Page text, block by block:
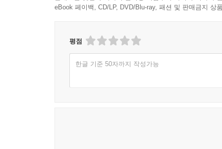
eBook 페이백, CD/LP, DVD/Blu-ray, 패션 및 판매금지 상
평점
한글 기준 50자까지 작성가능